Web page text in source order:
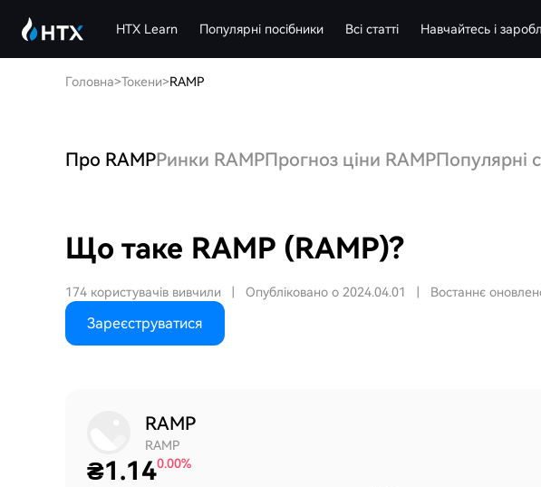
HTX Learn Популярні посібники Всі статті Навчайтесь і
Головна>Токени>RAMP
Про RAMPРинки RAMPПрогноз ціни RAMPПопулярні
Що таке RAMP (RAMP)?
174 користувачів вивчили Опубліковано о 2024.04.01 Востаннє
Зареєструватися
RAMP
RAMP
₴1.140.00%